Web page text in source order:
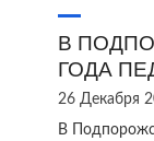
В
ГОДА
26 Декабря
В